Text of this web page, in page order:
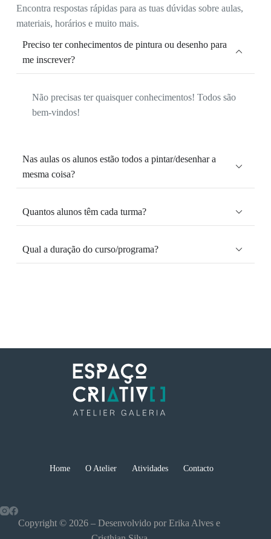
Encontra respostas rápidas para as tuas dúvidas sobre aulas,
materiais, horários e muito mais.
Preciso ter conhecimentos de pintura ou desenho para
me inscrever?
Não precisas ter quaisquer conhecimentos! Todos são
bem-vindos!
Nas aulas os alunos estão todos a pintar/desenhar a
mesma coisa?
Quantos alunos têm cada turma?
Qual a duração do curso/programa?
Home O Atelier Atividades Contacto
Copyright © 2026 – Desenvolvido por Erika Alves e